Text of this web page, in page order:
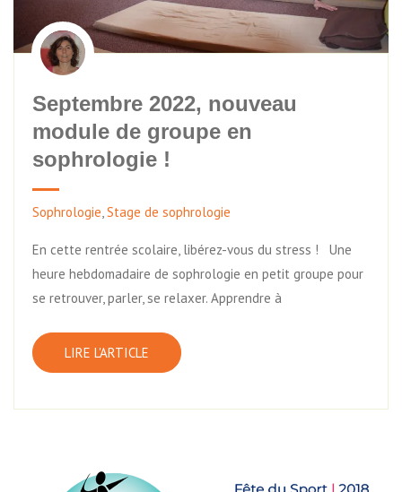
Septembre 2022, nouveau
module de groupe en
sophrologie !
Sophrologie Stage de sophrologie
En cette rentrée scolaire, libérez-vous du stress ! Une
heure hebdomadaire de sophrologie en petit groupe pour
se retrouver, parler, se relaxer. Apprendre à
LIRE L'ARTICLE